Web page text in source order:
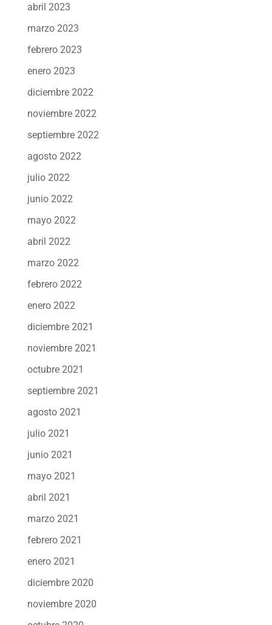
abril 2023
marzo 2023
febrero 2023
enero 2023
diciembre 2022
noviembre 2022
septiembre 2022
agosto 2022
julio 2022
junio 2022
mayo 2022
abril 2022
marzo 2022
febrero 2022
enero 2022
diciembre 2021
noviembre 2021
octubre 2021
septiembre 2021
agosto 2021
julio 2021
junio 2021
mayo 2021
abril 2021
marzo 2021
febrero 2021
enero 2021
diciembre 2020
noviembre 2020